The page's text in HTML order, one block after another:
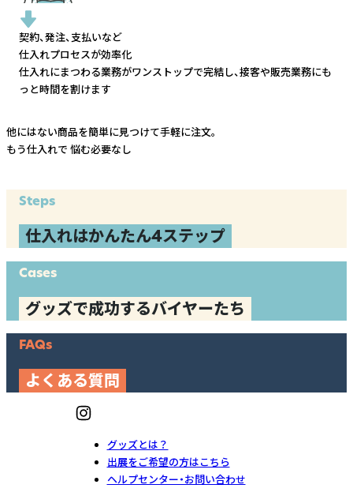
契約、発注、支払いなど
仕入れプロセスが効率化
仕入れにまつわる業務がワンストップで完結し、接客や販売業務にも
っと時間を割けます
他にはない商品を簡単に見つけて手軽に注文。
もう仕入れで 悩む必要なし
Steps
仕入れはかんたん4ステップ
Cases
グッズで成功するバイヤーたち
FAQs
よくある質問
グッズとは？
出展をご希望の方はこちら
ヘルプセンター・お問い合わせ